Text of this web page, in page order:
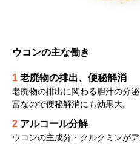
ウコンの主な働き
1 老廃物の排出、便秘解消
老廃物の排出に関わる胆汁の分
富なので便秘解消にも効果大。
2 アルコール分解
ウコンの主成分・クルクミンが